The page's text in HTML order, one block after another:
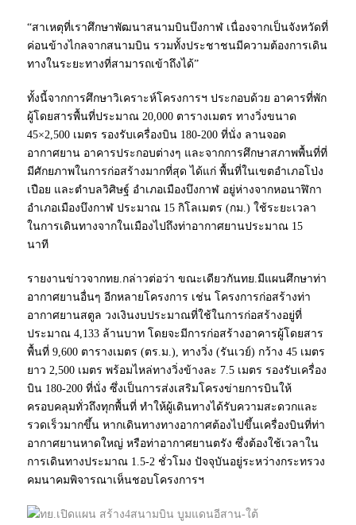
“สาเหตุที่เราศึกษาพัฒนาสนามบินบึงกาฬ เนื่องจากเป็นจังหวัดที่
ค่อนข้างไกลจากสนามบิน รวมทั้งประชาชนมีความต้องการเดิน
ทางในระยะทางที่สามารถเข้าถึงได้”
ทั้งนี้จากการศึกษาวิเคราะห์โครงการฯ ประกอบด้วย อาคารที่พัก
ผู้โดยสารพื้นที่ประมาณ 20,000 ตารางเมตร ทางวิ่งขนาด
45×2,500 เมตร รองรับเครื่องบิน 180-200 ที่นั่ง ลานจอด
อากาศยาน อาคารประกอบต่างๆ และจากการศึกษาสภาพพื้นที่ที่
มีศักยภาพในการก่อสร้างมากที่สุด ได้แก่ พื้นที่ในเขตอำเภอโป่ง
เปือย และตำบลวิศิษฐ์ อำเภอเมืองบึงกาฬ อยู่ห่างจากหอนาฬิกา
อำเภอเมืองบึงกาฬ ประมาณ 15 กิโลเมตร (กม.) ใช้ระยะเวลา
ในการเดินทางจากในเมืองไปถึงท่าอากาศยานประมาณ 15
นาที
รายงานข่าวจากทย.กล่าวต่อว่า ขณะเดียวกันทย.มีแผนศึกษาท่า
อากาศยานอื่นๆ อีกหลายโครงการ เช่น โครงการก่อสร้างท่า
อากาศยานสตูล วงเงินงบประมาณที่ใช้ในการก่อสร้างอยู่ที่
ประมาณ 4,133 ล้านบาท โดยจะมีการก่อสร้างอาคารผู้โดยสาร
พื้นที่ 9,600 ตารางเมตร (ตร.ม.), ทางวิ่ง (รันเวย์) กว้าง 45 เมตร
ยาว 2,500 เมตร พร้อมไหล่ทางวิ่งข้างละ 7.5 เมตร รองรับเครื่อง
บิน 180-200 ที่นั่ง ซึ่งเป็นการส่งเสริมโครงข่ายการบินให้
ครอบคลุมทั่วถึงทุกพื้นที่ ทำให้ผู้เดินทางได้รับความสะดวกและ
รวดเร็วมากขึ้น หากเดินทางทางอากาศต้องไปขึ้นเครื่องบินที่ท่า
อากาศยานหาดใหญ่ หรือท่าอากาศยานตรัง ซึ่งต้องใช้เวลาใน
การเดินทางประมาณ 1.5-2 ชั่วโมง ปัจจุบันอยู่ระหว่างกระทรวง
คมนาคมพิจารณาเห็นชอบโครงการฯ